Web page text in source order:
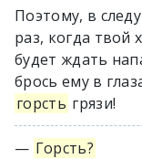
Поэтому, в
раз, когда твой
будет ждать
брось ему в
горсть грязи!
— Горсть?